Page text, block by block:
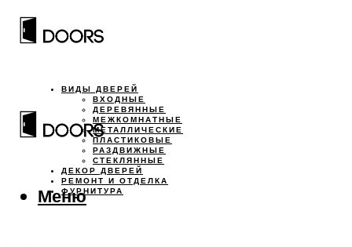
ВИДЫ ДВЕРЕЙ
ВХОДНЫЕ
ДЕРЕВЯННЫЕ
МЕЖКОМНАТНЫЕ
МЕТАЛЛИЧЕСКИЕ
ПЛАСТИКОВЫЕ
РАЗДВИЖНЫЕ
СТЕКЛЯННЫЕ
ДЕКОР ДВЕРЕЙ
РЕМОНТ И ОТДЕЛКА
ФУРНИТУРА
Меню